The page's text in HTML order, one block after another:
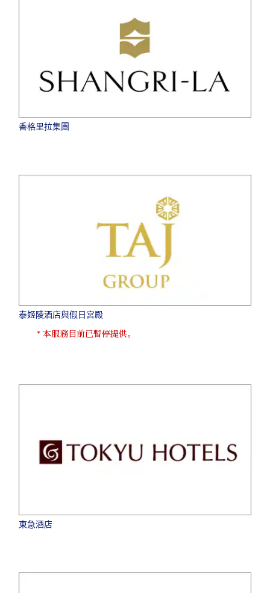
香格里拉集團
泰姬陵酒店與假日宮殿
* 本服務目前已暫停提供。
東急酒店